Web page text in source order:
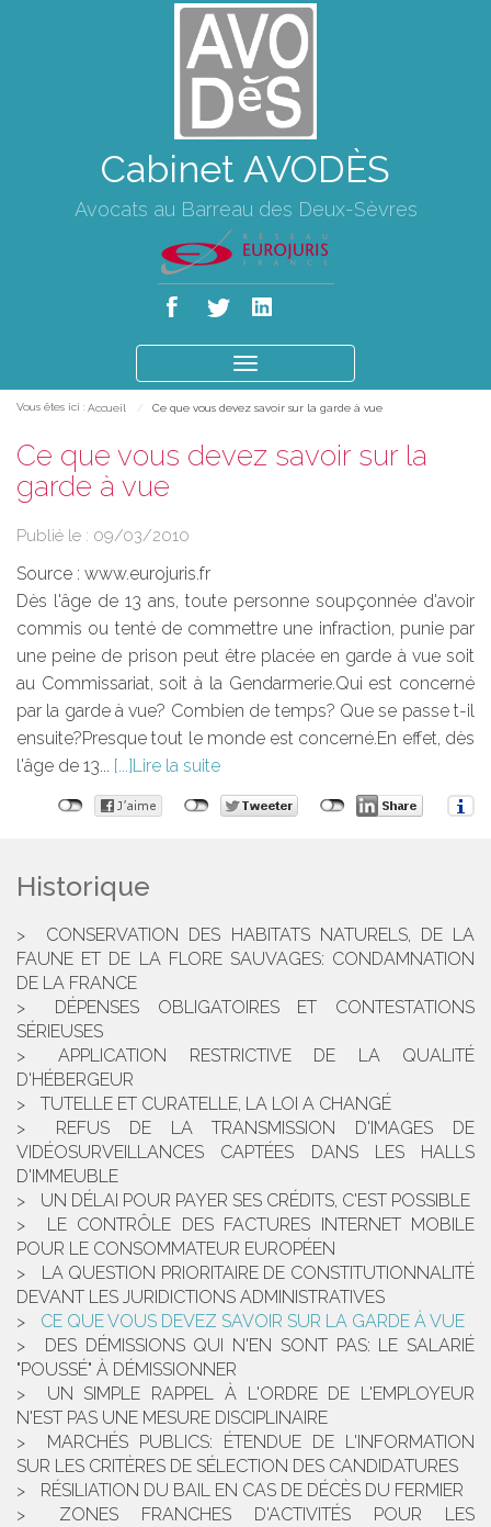
Cabinet AVODÈS
Avocats au Barreau des Deux-Sèvres
le
Vous êtes ici : Accueil Ce que vous devez savoir sur la garde à vue
Ce que vous devez savoir sur la
garde à vue
Publié le : 09/03/2010
Source : www.eurojuris.fr
Dès l'âge de 13 ans, toute personne soupçonnée d'avoir
commis ou tenté de commettre une infraction, punie par
une peine de prison peut être placée en garde à vue soit
au Commissariat, soit à la Gendarmerie.Qui est concerné
par la garde à vue? Combien de temps? Que se passe t-il
ensuite?Presque tout le monde est concerné.En effet, dès
l'âge de 13...
Lire la suite
Historique
CONSERVATION DES HABITATS NATURELS, DE LA
FAUNE ET DE LA FLORE SAUVAGES: CONDAMNATION
DE LA FRANCE
DÉPENSES OBLIGATOIRES ET CONTESTATIONS
SÉRIEUSES
APPLICATION RESTRICTIVE DE LA QUALITÉ
D'HÉBERGEUR
TUTELLE ET CURATELLE, LA LOI A CHANGÉ
REFUS DE LA TRANSMISSION D'IMAGES DE
VIDÉOSURVEILLANCES CAPTÉES DANS LES HALLS
D'IMMEUBLE
UN DÉLAI POUR PAYER SES CRÉDITS, C'EST POSSIBLE
LE CONTRÔLE DES FACTURES INTERNET MOBILE
POUR LE CONSOMMATEUR EUROPÉEN
LA QUESTION PRIORITAIRE DE CONSTITUTIONNALITÉ
DEVANT LES JURIDICTIONS ADMINISTRATIVES
CE QUE VOUS DEVEZ SAVOIR SUR LA GARDE À VUE
DES DÉMISSIONS QUI N'EN SONT PAS: LE SALARIÉ
"POUSSÉ" À DÉMISSIONNER
UN SIMPLE RAPPEL À L'ORDRE DE L'EMPLOYEUR
N'EST PAS UNE MESURE DISCIPLINAIRE
MARCHÉS PUBLICS: ÉTENDUE DE L'INFORMATION
SUR LES CRITÈRES DE SÉLECTION DES CANDIDATURES
RÉSILIATION DU BAIL EN CAS DE DÉCÈS DU FERMIER
ZONES FRANCHES D'ACTIVITÉS POUR LES